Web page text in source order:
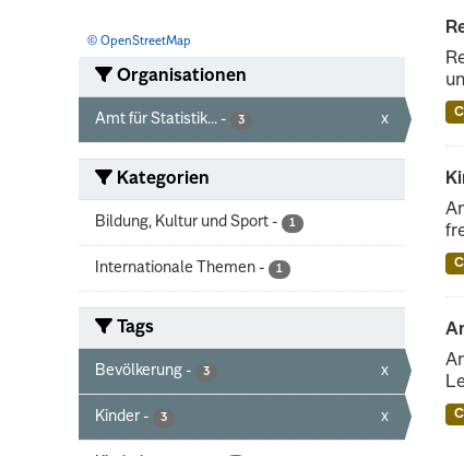
© OpenStreetMap
Organisationen
Amt für Statistik... - 3 x
Kategorien
Bildung, Kultur und Sport - 1
Internationale Themen - 1
Tags
Bevölkerung - 3 x
Kinder - 3 x